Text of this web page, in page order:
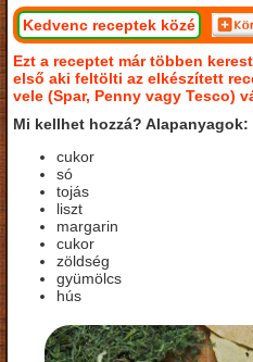
Kedvenc receptek közé
Ezt a receptet már többen
első aki feltölti az elkészített
vele (Spar, Penny vagy Tesco)
Mi kellhet hozzá? Alapanyagok:
cukor
só
tojás
liszt
margarin
cukor
zöldség
gyümölcs
hús